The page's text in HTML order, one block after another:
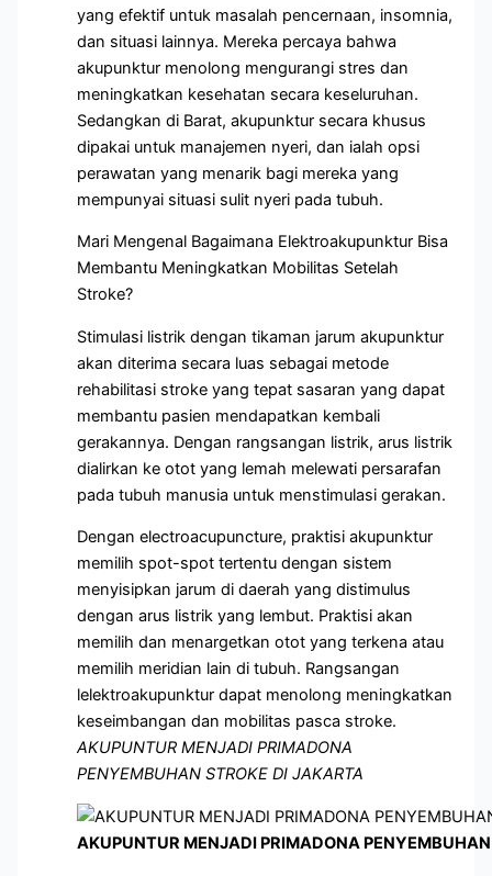
yang efektif untuk masalah pencernaan, insomnia,
dan situasi lainnya. Mereka percaya bahwa
akupunktur menolong mengurangi stres dan
meningkatkan kesehatan secara keseluruhan.
Sedangkan di Barat, akupunktur secara khusus
dipakai untuk manajemen nyeri, dan ialah opsi
perawatan yang menarik bagi mereka yang
mempunyai situasi sulit nyeri pada tubuh.
Mari Mengenal Bagaimana Elektroakupunktur Bisa
Membantu Meningkatkan Mobilitas Setelah
Stroke?
Stimulasi listrik dengan tikaman jarum akupunktur
akan diterima secara luas sebagai metode
rehabilitasi stroke yang tepat sasaran yang dapat
membantu pasien mendapatkan kembali
gerakannya. Dengan rangsangan listrik, arus listrik
dialirkan ke otot yang lemah melewati persarafan
pada tubuh manusia untuk menstimulasi gerakan.
Dengan electroacupuncture, praktisi akupunktur
memilih spot-spot tertentu dengan sistem
menyisipkan jarum di daerah yang distimulus
dengan arus listrik yang lembut. Praktisi akan
memilih dan menargetkan otot yang terkena atau
memilih meridian lain di tubuh. Rangsangan
lelektroakupunktur dapat menolong meningkatkan
keseimbangan dan mobilitas pasca stroke.
AKUPUNTUR MENJADI PRIMADONA
PENYEMBUHAN STROKE DI JAKARTA
AKUPUNTUR MENJADI PRIMADONA